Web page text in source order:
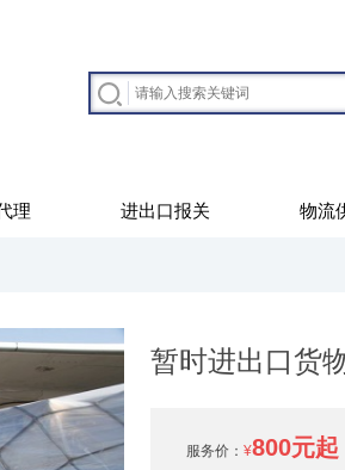
理 进出口报关 物流
暂时进出口货
服务价： ¥800元起